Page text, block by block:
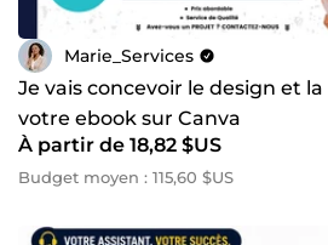
Marie_Services
Je vais concevoir le design et
votre ebook sur Canva
À partir de 18,82 $US
Budget moyen : 115,60 $US